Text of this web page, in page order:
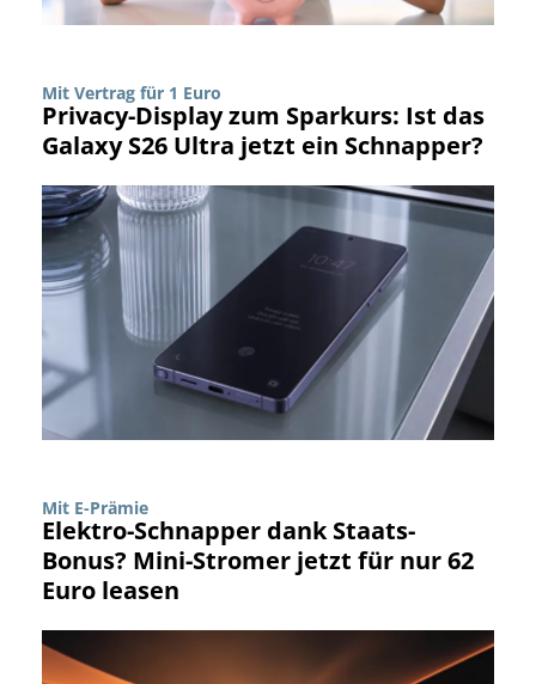
Mit Vertrag für 1 Euro
Privacy-Display zum Sparkurs: Ist das
Galaxy S26 Ultra jetzt ein Schnapper?
Mit E-Prämie
Elektro-Schnapper dank Staats-
Bonus? Mini-Stromer jetzt für nur 62
Euro leasen